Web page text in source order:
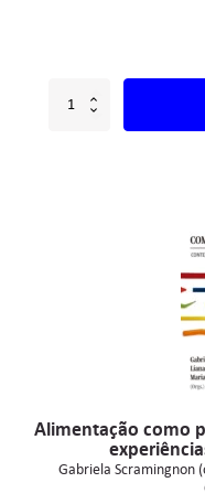
Alimentação como
Gabriela Scramingnon